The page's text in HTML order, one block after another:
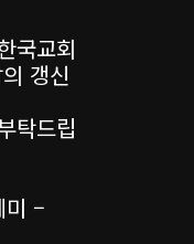
국교회
갱신
탁드립
미 –